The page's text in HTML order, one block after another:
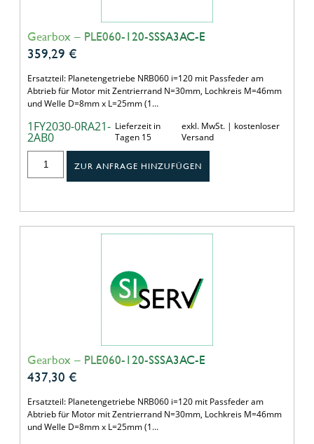
Gearbox – PLE060-120-SSSA3AC-E
359,29 €
Ersatzteil: Planetengetriebe NRB060 i=120 mit Passfeder am
Abtrieb für Motor mit Zentrierrand N=30mm, Lochkreis M=46mm
und Welle D=8mm x L=25mm (1…
1FY2030-0RA21-
2AB0
Lieferzeit in
Tagen 15
exkl. MwSt. | kostenloser
Versand
ZUR ANFRAGE HINZUFÜGEN
Gearbox – PLE060-120-SSSA3AC-E
437,30 €
Ersatzteil: Planetengetriebe NRB060 i=120 mit Passfeder am
Abtrieb für Motor mit Zentrierrand N=30mm, Lochkreis M=46mm
und Welle D=8mm x L=25mm (1…